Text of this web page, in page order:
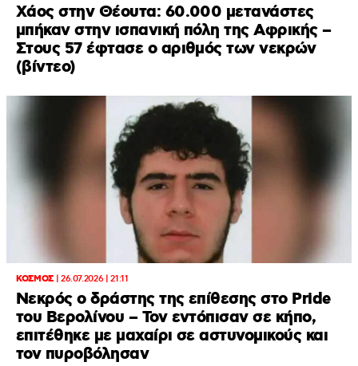
Xάος στην Θέουτα: 60.000 μετανάστες
μπήκαν στην ισπανική πόλη της Αφρικής –
Στους 57 έφτασε ο αριθμός των νεκρών
(βίντεο)
ΚΟΣΜΟΣ| 26.07.2026 | 21:11
Νεκρός ο δράστης της επίθεσης στο Pride
του Βερολίνου – Τον εντόπισαν σε κήπο,
επιτέθηκε με μαχαίρι σε αστυνομικούς και
τον πυροβόλησαν